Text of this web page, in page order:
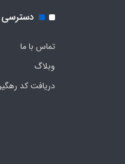
تماس با ما
وبلاگ
دریافت کد